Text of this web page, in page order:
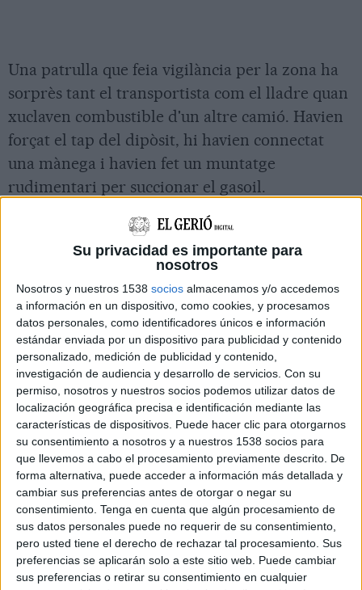
Su privacidad es importante para
nosotros
Nosotros y nuestros 1538 socios almacenamos y/o accedemos
a información en un dispositivo, como cookies, y procesamos
datos personales, como identificadores únicos e información
estándar enviada por un dispositivo para publicidad y contenido
personalizado, medición de publicidad y contenido,
investigación de audiencia y desarrollo de servicios. Con su
permiso, nosotros y nuestros socios podemos utilizar datos de
localización geográfica precisa e identificación mediante las
características de dispositivos. Puede hacer clic para otorgarnos
su consentimiento a nosotros y a nuestros 1538 socios para
que llevemos a cabo el procesamiento previamente descrito. De
forma alternativa, puede acceder a información más detallada y
cambiar sus preferencias antes de otorgar o negar su
consentimiento. Tenga en cuenta que algún procesamiento de
sus datos personales puede no requerir de su consentimiento,
pero usted tiene el derecho de rechazar tal procesamiento. Sus
preferencias se aplicarán solo a este sitio web. Puede cambiar
sus preferencias o retirar su consentimiento en cualquier
Una patrulla que feia vigilància per la zona ha
sorprès tant el transportista com el lladre quan
xuclaven combustible d'un altre camió. Havien
forçat el tap del dipòsit, hi havien connectat
una mànega i havien fet un muntatge
rudimentari per succionar el gasoil.
La patrulla ha atrapat els dos homes, que tenen
40 i 45 anys, quan estaven en plena feina. Tots
dos han quedat detinguts per un delicte de
robatori amb força. El lladre, precisament,
forma part d'una banda que es dedica a robar
gasoil de camions.
Segons informen els mossos, el robatori ha
tingut lloc aquest dimecres a la matinada. Cap a
un quart de quatre de la nit, una patrulla de la
comissaria de Santa Coloma de Farners que feia
vigilància per l'autopista, i que circulava en
sentit sud, ha entrat a l'àrea de descans de l'AP-
7 que hi ha a Vilobí d'Onyar per comprovar que
tot estigués en ordre.
Allà, des del cotxe estant, les policies que